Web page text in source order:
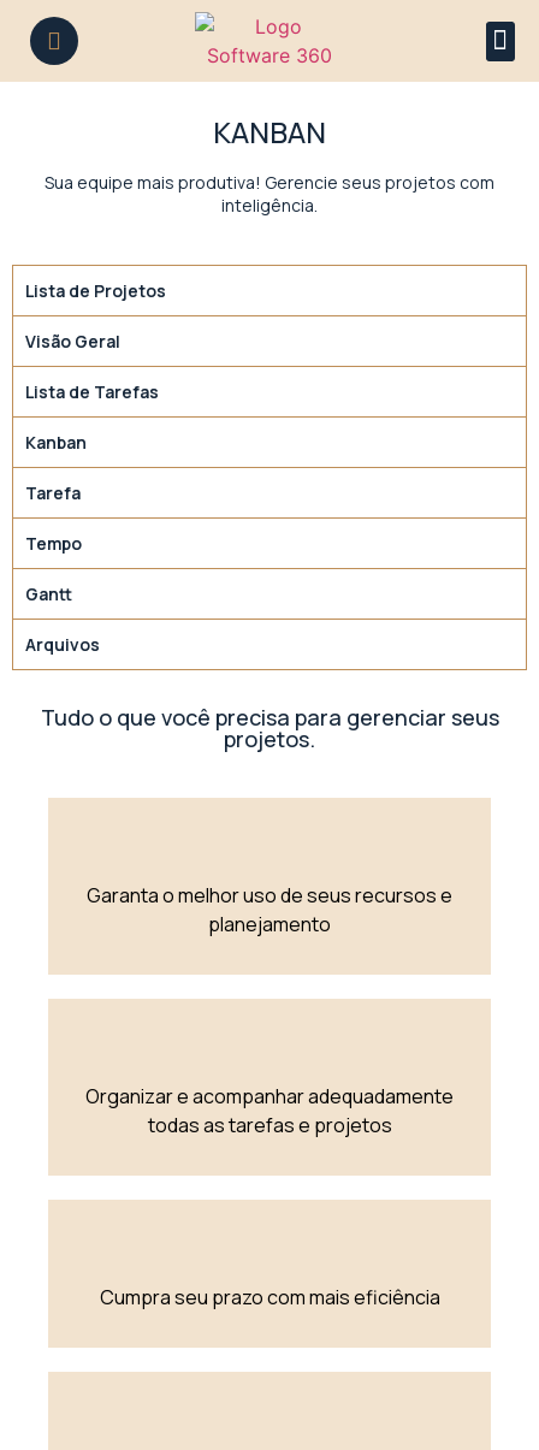
KANBAN
Sua equipe mais produtiva! Gerencie seus projetos com
inteligência.
Lista de Projetos
Visão Geral
Lista de Tarefas
Kanban
Tarefa
Tempo
Gantt
Arquivos
Tudo o que você precisa para gerenciar seus
projetos.
Garanta o melhor uso de seus recursos e
planejamento
Organizar e acompanhar adequadamente
todas as tarefas e projetos
Cumpra seu prazo com mais eficiência